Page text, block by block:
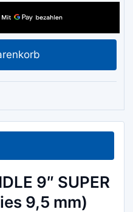
9″ SUPER
9,5 mm)